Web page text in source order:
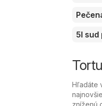
5l sud
Hľadáte
zníženú